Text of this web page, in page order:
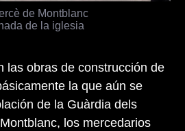
de Montblanc
de la iglesia
las obras de construcción de
la que aún se
de la Guàrdia dels
los mercedarios